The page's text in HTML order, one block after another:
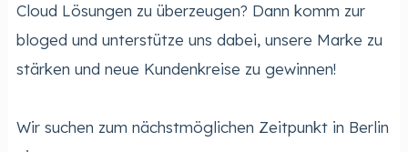
Cloud Lösungen zu überzeugen? Dann komm zur
bloged und unterstütze uns dabei, unsere Marke zu
stärken und neue Kundenkreise zu gewinnen!
Wir suchen zum nächstmöglichen Zeitpunkt in Berlin